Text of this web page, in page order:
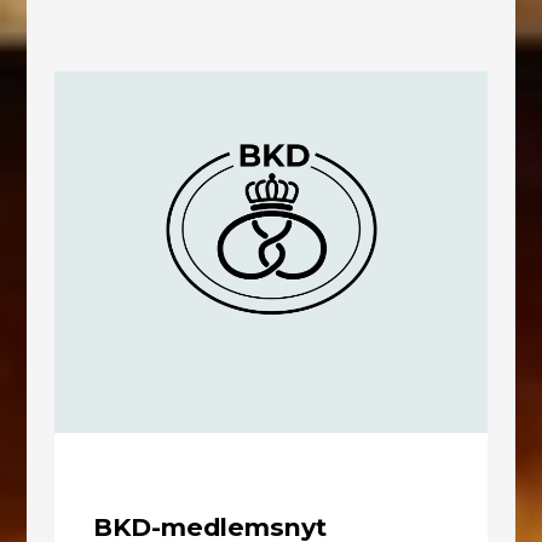
BKD-medlemsnyt